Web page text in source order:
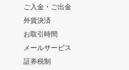
ご入金・ご出金
外貨決済
お取引時間
メールサービス
証券税制